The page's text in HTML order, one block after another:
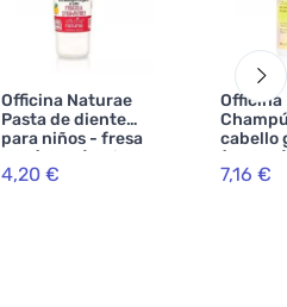
Officina Naturae
Pasta de dientes
para niños - fresa
BIO (75 ml) - sin
flúor
4,20 €
Officina
cabello
(200 ml)
7,16 €